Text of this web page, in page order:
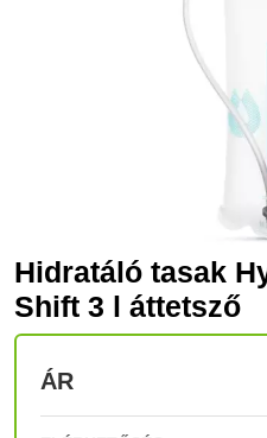
Hidratáló tasak
Shift 3 l áttetsző
ÁR